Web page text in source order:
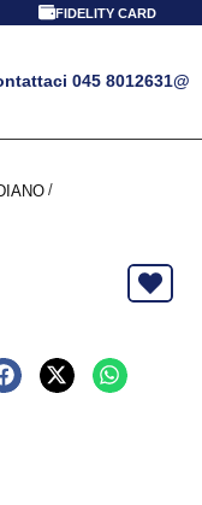
FIDELITY CARD
045 8012631@
/